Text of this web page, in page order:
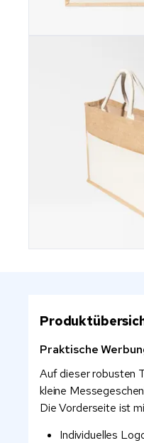
Praktische
Auf dieser robusten
kleine
Die Vorderseite ist
Individuelles